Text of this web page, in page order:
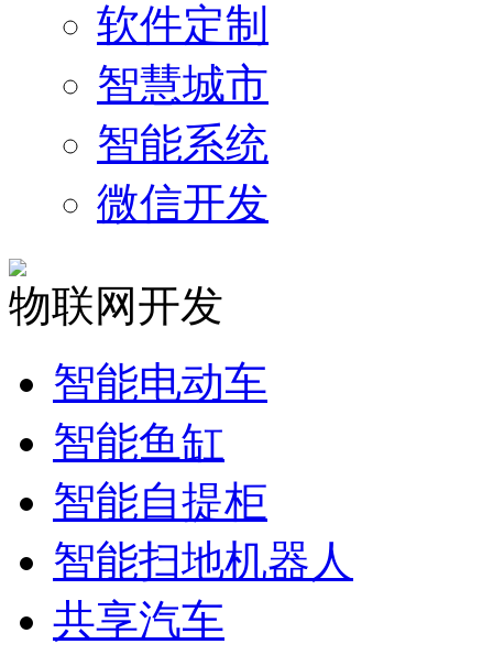
软件定制
智慧城市
智能系统
微信开发
物联网开发
智能电动车
智能鱼缸
智能自提柜
智能扫地机器人
共享汽车